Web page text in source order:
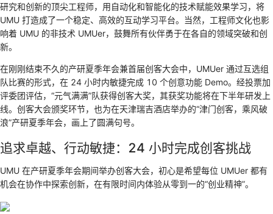
研究和创新的顶尖工程师，用自动化和智能化的技术赋能效果学习，将
UMU 打造成了一个稳定、高效的互动学习平台。当然，工程师文化也影
响着 UMU 的非技术 UMUer，鼓舞所有伙伴勇于在各自的领域突破和创
新。
在刚刚结束不久的产研夏季年会兼首届创客大会中，UMUer 通过互选组
队比赛的形式，在 24 小时内敏捷完成 10 个创意功能 Demo。经投票加
评委团评估，“元气满满”队获得创客大奖，其获奖功能将在下半年研发上
线。创客大会颁奖环节，也为在天津瑞吉酒店举办的“津门创客，乘风破
浪”产研夏季年会，画上了圆满句号。
追求卓越、行动敏捷：24 小时完成创客挑战
UMU 在产研夏季年会期间举办创客大会，初心是希望每位 UMUer 都有
机会在协作中探索创新，在有限时间内体验从零到一的“创业精神”。